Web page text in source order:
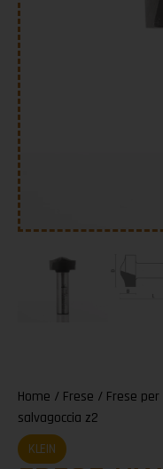
Home / Frese / Frese
salvagoccia z2
KLEIN